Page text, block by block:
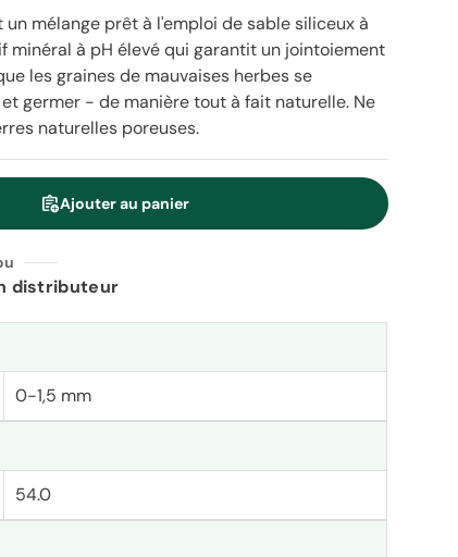
un mélange prêt à l'emploi de sable siliceux à
minéral à pH élevé qui garantit un jointoiement
les graines de mauvaises herbes se
germer - de manière tout à fait naturelle. Ne
naturelles poreuses.
assignment_addAjouter au panier
distributeur
0-1,5 mm
54.0